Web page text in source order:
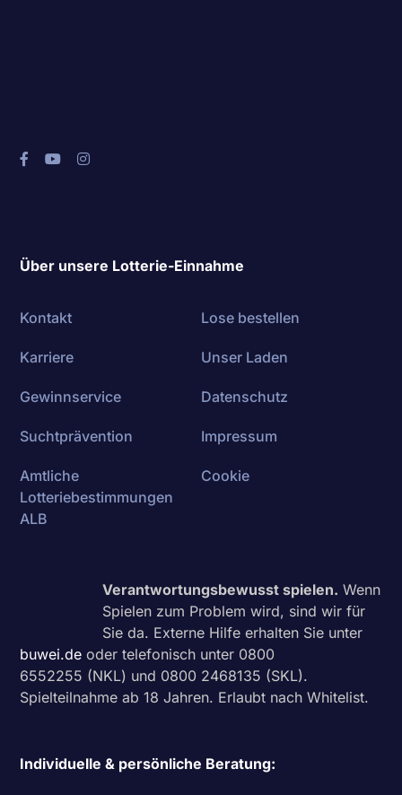
Über unsere Lotterie-Einnahme
Kontakt Lose bestellen
Karriere Unser Laden
Gewinnservice Datenschutz
Suchtprävention Impressum
Amtliche
Lotteriebestimmungen
ALB
Cookie
Verantwortungsbewusst spielen. Wenn
Spielen zum Problem wird, sind wir für
Sie da. Externe Hilfe erhalten Sie unter
buwei.de oder telefonisch unter 0800
6552255 (NKL) und 0800 2468135 (SKL).
Spielteilnahme ab 18 Jahren. Erlaubt nach Whitelist.
Individuelle & persönliche Beratung: